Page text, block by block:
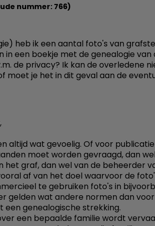
nummer: 766)
heb ik een aantal foto's van
in een boekje met de genealogie van
de privacy? Ik kan de overledene
moet je het in dit geval aan de
altijd wat gevoelig. Of voor publicatie
moet worden gevraagd, dan
graf, dan wel van de beheerder
af van het doel waarvoor de
te gebruiken foto's in
gelden wat andere normen dan
genealogische strekking.
een bepaalde familie wordt